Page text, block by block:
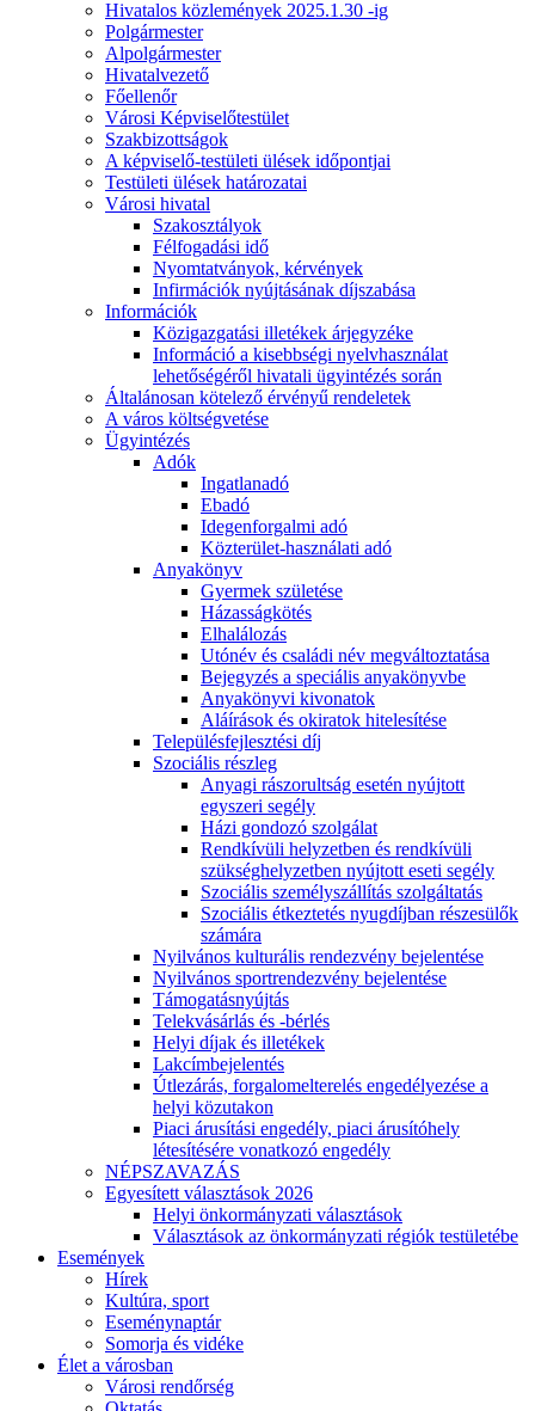
Hivatalos közlemények 2025.1.30 -ig
Polgármester
Alpolgármester
Hivatalvezető
Főellenőr
Városi Képviselőtestület
Szakbizottságok
A képviselő-testületi ülések időpontjai
Testületi ülések határozatai
Városi hivatal
Szakosztályok
Félfogadási idő
Nyomtatványok, kérvények
Infirmációk nyújtásának díjszabása
Információk
Közigazgatási illetékek árjegyzéke
Információ a kisebbségi nyelvhasználat
lehetőségéről hivatali ügyintézés során
Általánosan kötelező érvényű rendeletek
A város költségvetése
Ügyintézés
Adók
Ingatlanadó
Ebadó
Idegenforgalmi adó
Közterület-használati adó
Anyakönyv
Gyermek születése
Házasságkötés
Elhalálozás
Utónév és családi név megváltoztatása
Bejegyzés a speciális anyakönyvbe
Anyakönyvi kivonatok
Aláírások és okiratok hitelesítése
Településfejlesztési díj
Szociális részleg
Anyagi rászorultság esetén nyújtott
egyszeri segély
Házi gondozó szolgálat
Rendkívüli helyzetben és rendkívüli
szükséghelyzetben nyújtott eseti segély
Szociális személyszállítás szolgáltatás
Szociális étkeztetés nyugdíjban részesülők
számára
Nyilvános kulturális rendezvény bejelentése
Nyilvános sportrendezvény bejelentése
Támogatásnyújtás
Telekvásárlás és -bérlés
Helyi díjak és illetékek
Lakcímbejelentés
Útlezárás, forgalomelterelés engedélyezése a
helyi közutakon
Piaci árusítási engedély, piaci árusítóhely
létesítésére vonatkozó engedély
NÉPSZAVAZÁS
Egyesített választások 2026
Helyi önkormányzati választások
Választások az önkormányzati régiók testületébe
Események
Hírek
Kultúra, sport
Eseménynaptár
Somorja és vidéke
Élet a városban
Városi rendőrség